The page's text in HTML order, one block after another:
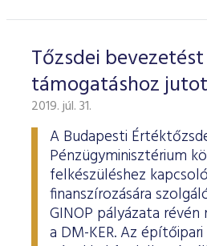
Tőzsdei
támogatáshoz
2019. júl. 31.
A Budapesti
Pénzügyminisztérium
felkészüléshez
finanszírozására
GINOP pályázata
a DM-KER. Az